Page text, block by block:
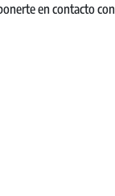
en contacto con